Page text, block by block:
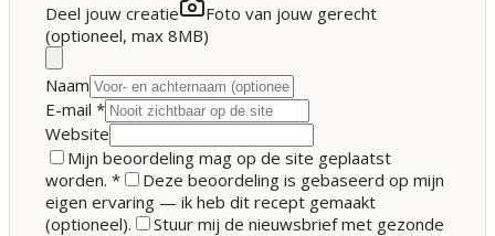
Deel jouw creatie
Foto van jouw gerecht
(optioneel, max 8MB)
Naam
E-mail *
Website
Mijn beoordeling mag op de site geplaatst
worden. *
Deze beoordeling is gebaseerd op mijn
eigen ervaring — ik heb dit recept gemaakt
(optioneel).
Stuur mij de nieuwsbrief met gezonde